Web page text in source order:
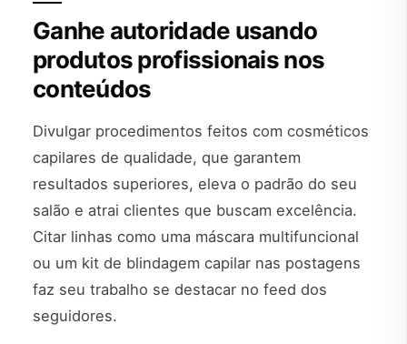
Ganhe autoridade usando
produtos profissionais nos
conteúdos
Divulgar procedimentos feitos com cosméticos
capilares de qualidade, que garantem
resultados superiores, eleva o padrão do seu
salão e atrai clientes que buscam excelência.
Citar linhas como uma máscara multifuncional
ou um kit de blindagem capilar nas postagens
faz seu trabalho se destacar no feed dos
seguidores.